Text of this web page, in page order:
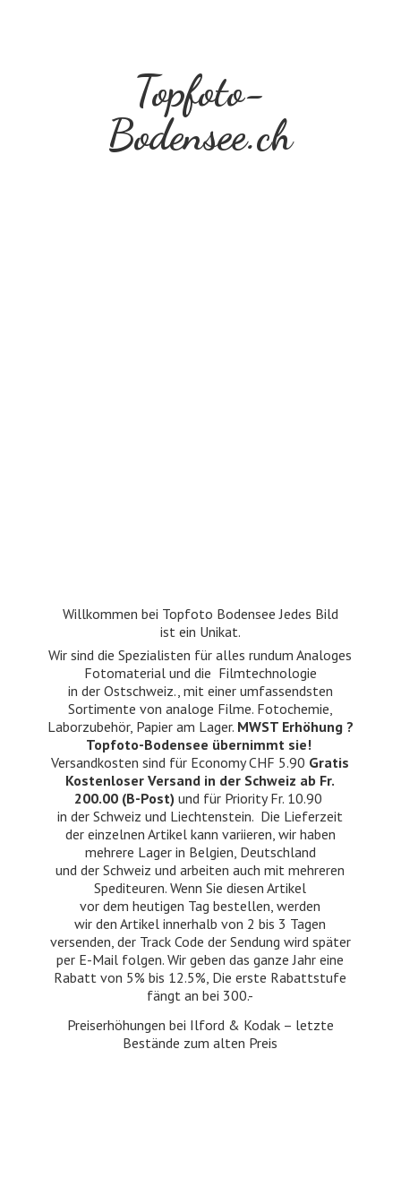
Topfoto-
Bodensee.ch
Willkommen bei Topfoto Bodensee Jedes Bild
ist ein Unikat.
Wir sind die Spezialisten für alles rundum Analoges
Fotomaterial und die Filmtechnologie
in der Ostschweiz., mit einer umfassendsten
Sortimente von analoge Filme. Fotochemie,
Laborzubehör, Papier am Lager. MWST Erhöhung ?
Topfoto-Bodensee übernimmt sie!
Versandkosten sind für Economy CHF 5.90 Gratis
Kostenloser Versand in der Schweiz ab Fr.
200.00 (B-Post) und für Priority Fr. 10.90
in der Schweiz und Liechtenstein. Die Lieferzeit
der einzelnen Artikel kann variieren, wir haben
mehrere Lager in Belgien, Deutschland
und der Schweiz und arbeiten auch mit mehreren
Spediteuren. Wenn Sie diesen Artikel
vor dem heutigen Tag bestellen, werden
wir den Artikel innerhalb von 2 bis 3 Tagen
versenden, der Track Code der Sendung wird später
per E-Mail folgen. Wir geben das ganze Jahr eine
Rabatt von 5% bis 12.5%, Die erste Rabattstufe
fängt an bei 300.-
Preiserhöhungen bei Ilford & Kodak – letzte
Bestände zumalten Preis